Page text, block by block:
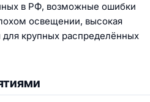
в РФ, возможные ошибки
освещении, высокая
крупных распределённых